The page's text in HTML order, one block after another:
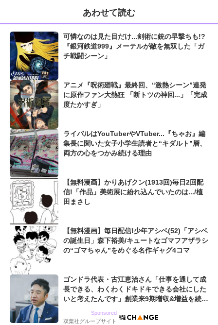
あわせて読む
可憐なのは見た目だけ...剣術に銃の早撃ちも!?
『銀河鉄道999』メーテルが敵を無双した「ガ
チ戦闘シーン」
アニメ『呪術廻戦』最終回、“激熱シーン”連発
に原作ファン大熱狂 「断トツの神回...」「完成
度たかすぎ」
ライバルはYouTuberやVTuber...『ちゃお』編
集長に聞いた女子小学生読者と“キダルト”層、
両方の心をつかみ続ける理由
【無料漫画】かりあげクン(1913回)毎日2回配
信!「作品」美術展に紛れ込んでいたのは.../植
田まさし
【無料漫画】毎日配信!少年アシベ(52)「アシベ
の誕生日」森下裕美/キュートなゴマフアザラシ
の“ゴマちゃん”をめぐる名作ギャグ4コマ
ゴンドラ代表・古江恵治さん「仕事を通して成
長できる、わくわくドキドキできる会社にした
いと考えたんです」創業来9期増収&増益を続け
Sponsored
双葉社グループサイト